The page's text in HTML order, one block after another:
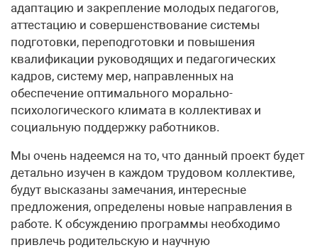
адаптацию и закрепление молодых педагогов,
аттестацию и совершенствование системы
подготовки, переподготовки и повышения
квалификации руководящих и педагогических
кадров, систему мер, направленных на
обеспечение оптимального морально-
психологического климата в коллективах и
социальную поддержку работников.
Мы очень надеемся на то, что данный проект будет
детально изучен в каждом трудовом коллективе,
будут высказаны замечания, интересные
предложения, определены новые направления в
работе. К обсуждению программы необходимо
привлечь родительскую и научную